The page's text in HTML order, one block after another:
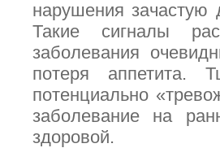
нарушения зачастую
Такие сигналы
заболевания
потеря аппетита.
потенциально
заболевание на
здоровой.